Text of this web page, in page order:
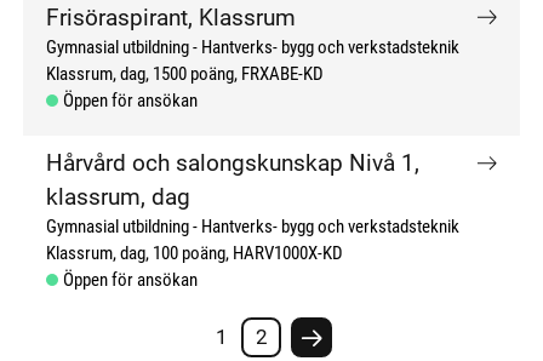
Frisöraspirant, Klassrum
Gymnasial utbildning
Hantverks- bygg och verkstadsteknik
Klassrum, dag 1500 poäng FRXABE-KD
Öppen för ansökan
Hårvård och salongskunskap Nivå 1,
klassrum, dag
Gymnasial utbildning
Hantverks- bygg och verkstadsteknik
Klassrum, dag 100 poäng HARV1000X-KD
Öppen för ansökan
1 2
Nästa sida #